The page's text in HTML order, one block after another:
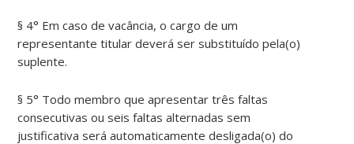
§ 4° Em caso de vacância, o cargo de um
representante titular deverá ser substituído pela(o)
suplente.
§ 5° Todo membro que apresentar três faltas
consecutivas ou seis faltas alternadas sem
justificativa será automaticamente desligada(o) do